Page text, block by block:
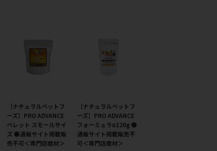
［ナチュラルペットフ
ーズ］PRO ADVANCE
ペレット スモールサイ
ズ ●通販サイト掲載販
売不可＜専門店商材＞
［ナチュラルペットフ
ーズ］PRO ADVANCE
フォーミュラα120g ●
通販サイト掲載販売不
可＜専門店商材＞